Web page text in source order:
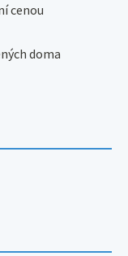
cenou
doma